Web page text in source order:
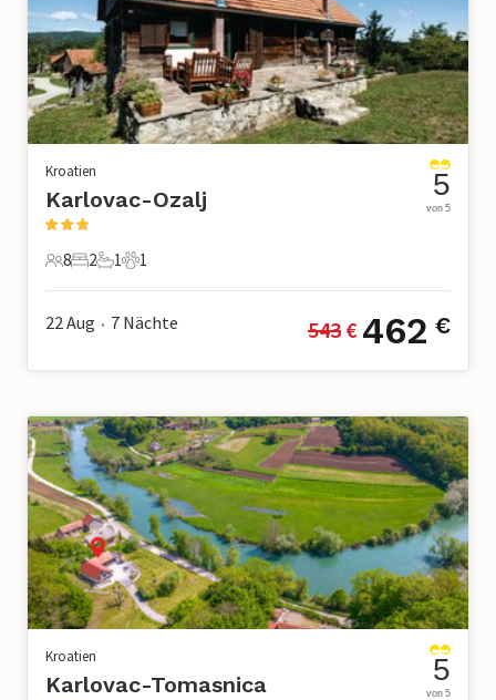
Kroatien
Karlovac-Ozalj
8 Gäste
8
2 Schlafzimmer
2
1 Badezimmer
1
1 Haustier
1
5
von 5
22 Aug • 7 Nächte 543 € 462 €
Kroatien
Karlovac-Tomasnica 5
von 5